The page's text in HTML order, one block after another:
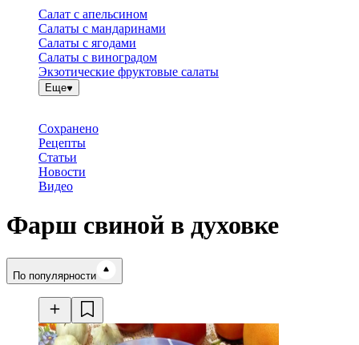
Салат с апельсином
Салаты с мандаринами
Салаты с ягодами
Салаты с виноградом
Экзотические фруктовые салаты
Еще
Сохранено
Рецепты
Статьи
Новости
Видео
Фарш свиной в духовке
Время готовки
По популярности